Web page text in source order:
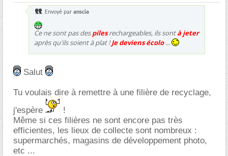
Envoyé par anscia
Ce ne sont pas despilesrechargeables, ils sontà jeter
après qu'ils soient à plat !Je deviens écolo...
Salut
Tu voulais dire à remettre à une filière de recyclage,
j'espère
!
Même si ces filières ne sont encore pas très
efficientes, les lieux de collecte sont nombreux :
supermarchés, magasins de développement photo,
etc ...